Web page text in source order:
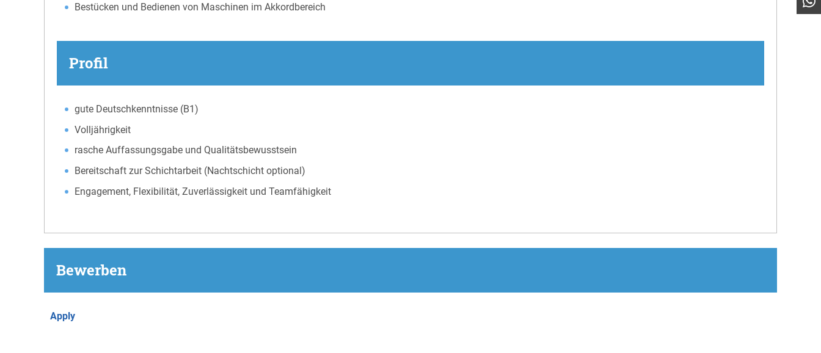
Bestücken und Bedienen von Maschinen im Akkordbereich
Profil
gute Deutschkenntnisse (B1)
Volljährigkeit
rasche Auffassungsgabe und Qualitätsbewusstsein
Bereitschaft zur Schichtarbeit (Nachtschicht optional)
Engagement, Flexibilität, Zuverlässigkeit und Teamfähigkeit
Bewerben
Apply